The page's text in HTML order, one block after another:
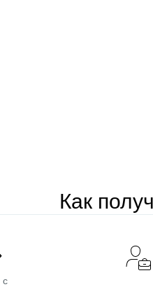
Как
с